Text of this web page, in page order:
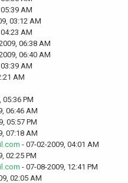
AM
03:12 AM
AM
06:38 AM
06:40 AM
AM
AM
PM
06:46 AM
05:57 PM
07:18 AM
- 07-02-2009, 04:01 AM
02:25 PM
- 07-08-2009, 12:41 PM
02:05 AM